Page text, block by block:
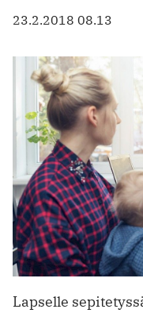
23.2.2018 08.13
Lapselle